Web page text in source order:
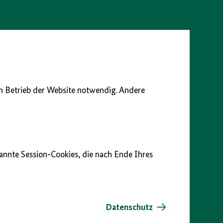
Betrieb der Website notwendig. Andere
Session-Cookies, die nach Ende Ihres
Datenschutz